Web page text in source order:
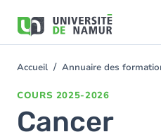
contenu
You
Accueil Annuaire des
COURS 2025-2026
Cancer